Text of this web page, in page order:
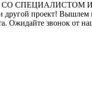
СО СПЕЦИАЛИСТОМ
другой проект!
Ожидайте звонок от